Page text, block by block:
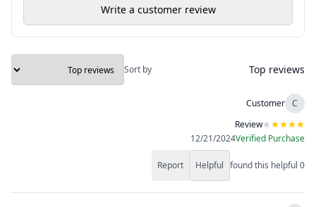
Write a customer review
Top reviews
Sort by
C
Customer
Review
Verified Purchase
12/21/2024
0
found this helpful
Helpful
Report